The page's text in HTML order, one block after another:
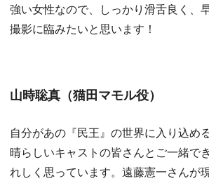
強い女性なので、しっかり滑舌良く、
撮影に臨みたいと思います！
山時聡真（猫田マモル役）
自分があの『民王』の世界に入り込め
晴らしいキャストの皆さんとご一緒で
れしく思っています。遠藤憲一さんが